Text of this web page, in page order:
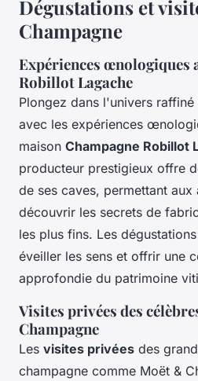
Dégustations et
Champagne
Expériences œnologiques
Robillot Lagache
Plongez dans l'univers raffiné
avec les expériences
maison Champagne Robillot
producteur prestigieux offre
de ses caves, permettant aux
découvrir les secrets de
les plus fins. Les
éveiller les sens et offrir une
approfondie du patrimoine
Visites privées des
Champagne
Les visites privées des
champagne comme Moët &